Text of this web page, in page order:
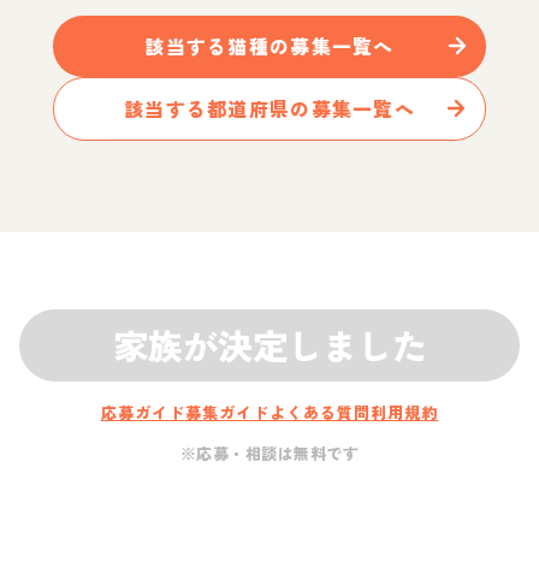
該当する 猫種の募集一覧へ
該当する都道府県の募集一覧へ
家族が決定しました
応募ガイド募集ガイド よくある質問利用規約
※応募・相談は無料です